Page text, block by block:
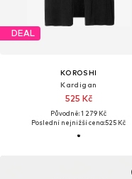
DEAL
KOROSHI
Kardigan
525 Kč
Původně: 1 279 Kč
Poslední nejnižší cena:525 Kč